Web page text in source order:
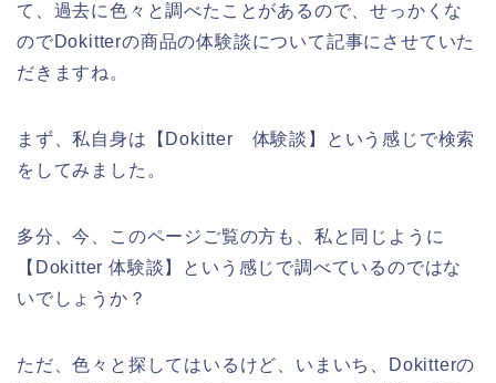
て、過去に色々と調べたことがあるので、せっかくな
のでDokitterの商品の体験談について記事にさせていた
だきますね。
まず、私自身は【Dokitter 体験談】という感じで検索
をしてみました。
多分、今、このページご覧の方も、私と同じように
【Dokitter 体験談】という感じで調べているのではな
いでしょうか？
ただ、色々と探してはいるけど、いまいち、Dokitterの